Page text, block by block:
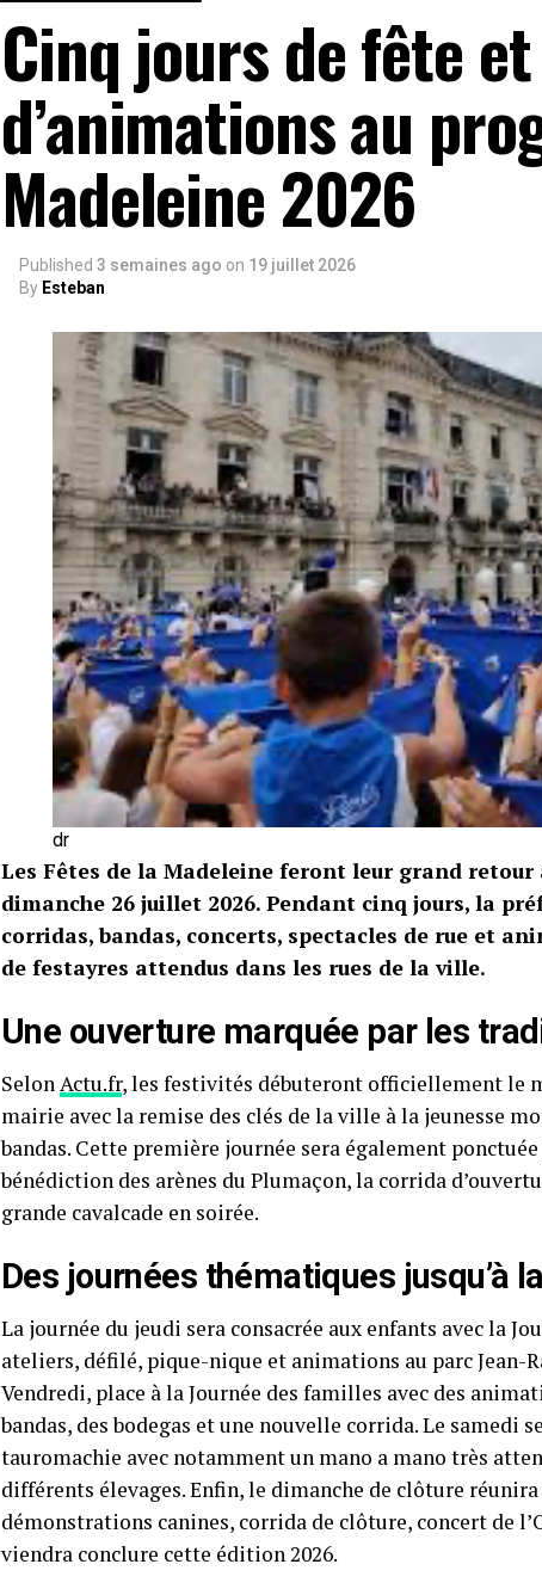
Cinq jours de fête
d’animations au
Madeleine 2026
Published 3 semaines ago on 19 juillet 2026
By Esteban
dr
Les Fêtes de la Madeleine feront leur grand
dimanche 26 juillet 2026. Pendant cinq jours, la
corridas, bandas, concerts, spectacles de rue et
de festayres attendus dans les rues de la ville.
Une ouverture marquée par les
SelonActu.fr, les festivités débuteront officiellement le
mairie avec la remise des clés de la ville à la jeunesse
bandas. Cette première journée sera également
bénédiction des arènes du Plumaçon, la corrida
grande cavalcade en soirée.
Des journées thématiques jusqu’à
La journée du jeudi sera consacrée aux enfants avec la
ateliers, défilé, pique-nique et animations au parc Jean-
Vendredi, place à la Journée des familles avec des
bandas, des bodegas et une nouvelle corrida. Le samedi
tauromachie avec notamment un mano a mano très
différents élevages. Enfin, le dimanche de clôture réunira
démonstrations canines, corrida de clôture, concert de
viendra conclure cette édition 2026.